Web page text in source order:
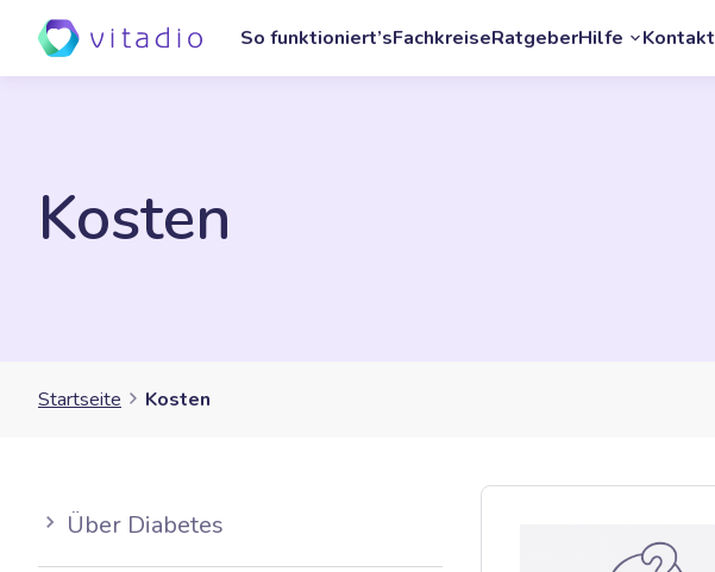
So funktioniert’sFachkreiseRatgeberHilfe Kontakt
Kosten
Startseite Kosten
Über Diabetes